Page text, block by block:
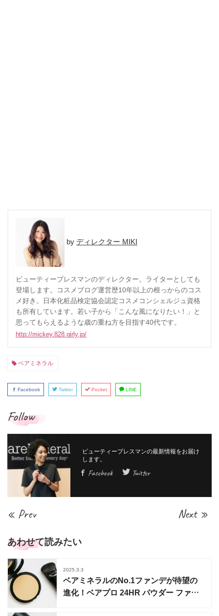
ディレクター MIKI
ビューティープレスマンのディレクター。ライターとしても
登場します。コスメブログ運営歴10年以上の根っからのコス
メ好き。日本化粧品検定協会認定コスメコンシェルジュ資格
も所有しています。若い子から「こんな風になりたい！」と
思ってもらえるような歳の重ね方を目指す40代です。
http://mickey.828.girly.jp/
ベアミネラル
Facebook Twitter Pocket LINE
Follow
Facebook Twitter
« Prev Next »
あわせて読みたい
2025.3.3
ベアミネラルのNo.1ファンデが待望の
進化！ベアプロ 24HR パウダー ファン